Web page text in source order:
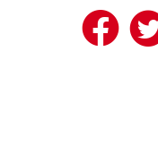
AUTEURS